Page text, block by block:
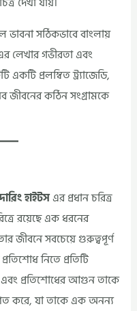
সঠিকভাবে বাংলায়
লেখার গভীরতা এবং
একটি প্রলম্বিত ট্র্যাজেডি,
জীবনের কঠিন সংগ্রামকে
হাইটসএর প্রধান চরিত্র
রয়েছে এক ধরনের
জীবনে সবচেয়ে গুরুত্বপূর্ণ
নিতে প্রতিটি
এবং প্রতিশোধের আগুন তাকে
করে, যা তাকে এক অনন্য